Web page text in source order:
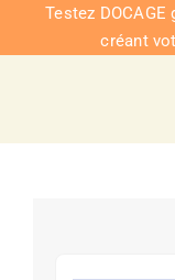
PasserTestez
créant